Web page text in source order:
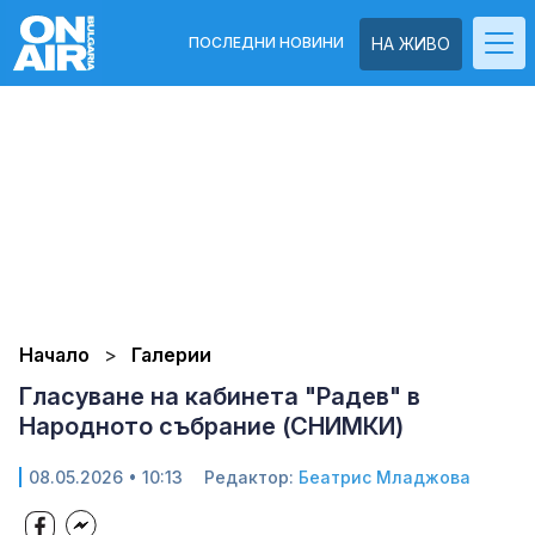
НА ЖИВО
ПОСЛЕДНИ НОВИНИ
Начало Галерии
Гласуване на кабинета "Радев" в
Народното събрание (СНИМКИ)
08.05.2026 • 10:13 Редактор: Беатрис Младжова